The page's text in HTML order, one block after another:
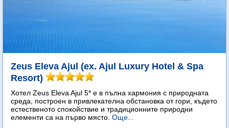
Zeus Eleva Ajul (ex. Ajul Luxury Hotel & Spa
Resort)
Хотел Zeus Eleva Ajul 5* е в пълна хармония с природната
среда, построен в привлекателна обстановка от гори, където
естественото спокойствие и традиционните природни
елементи са на първо място. Още...